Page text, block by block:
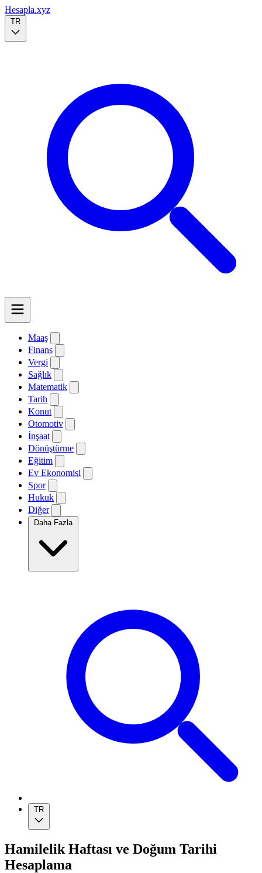
Hesapla.xyz
TR
Maaş
Finans
Vergi
Sağlık
Matematik
Tarih
Konut
Otomotiv
İnşaat
Dönüştürme
Eğitim
Ev Ekonomisi
Spor
Hukuk
Diğer
Daha Fazla
TR
Hamilelik Haftası ve Doğum Tarihi
Hesaplama